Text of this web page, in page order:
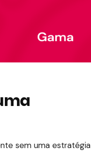
sem uma estratégia